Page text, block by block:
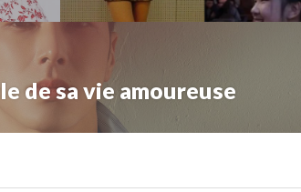
de sa vie amoureuse